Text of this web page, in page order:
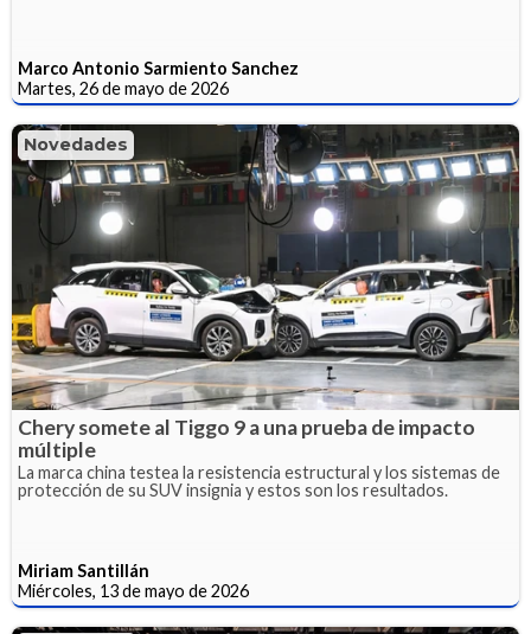
Marco Antonio Sarmiento Sanchez
Martes, 26 de mayo de 2026
Novedades
Chery somete al Tiggo 9 a una prueba de impacto
múltiple
La marca china testea la resistencia estructural y los sistemas de
protección de su SUV insignia y estos son los resultados.
Miriam Santillán
Miércoles, 13 de mayo de 2026